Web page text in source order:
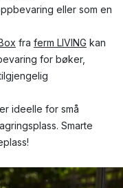
eller som en
fra ferm LIVING kan
for bøker,
ideelle for små
Smarte